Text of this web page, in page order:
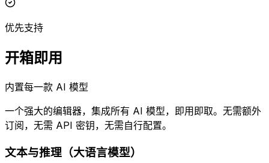
优先支持
开箱即用
内置每一款 AI 模型
一个强大的编辑器，集成所有 AI 模型，即用即取。无需额外
订阅，无需 API 密钥，无需自行配置。
文本与推理（大语言模型）